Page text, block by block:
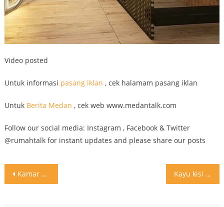
Video posted
Untuk informasi pasang iklan , cek halamam pasang iklan
Untuk Berita Medan , cek web www.medantalk.com
Follow our social media: Instagram , Facebook & Twitter
@rumahtalk for instant updates and please share our posts
Post
Kamar anak atau kamar orang tua dengan anak yang didalam satu kamar? Ini inspirasi design buat anda Kayu kisi yang beragam ukuran lebih unik